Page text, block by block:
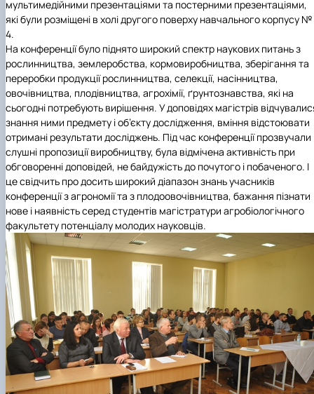
мультимедійними презентаціями та постерними презентаціями,
які були розміщені в холі другого поверху навчального корпусу №
4.
На конференції було піднято широкий спектр наукових питань з
рослинництва, землеробства, кормовиробництва, зберігання та
переробки продукції рослинництва, селекції, насінництва,
овочівництва, плодівництва, агрохімії, ґрунтознавства, які на
сьогодні потребують вирішення. У доповідях магістрів
знання ними предмету і об’єкту дослідження, вміння відстоювати
отримані результати досліджень. Під час конференції прозвучали
слушні пропозиції виробництву, була відмічена активність при
обговоренні доповідей, не байдужість до почутого і побаченого. І
це свідчить про досить широкий діапазон знань учасників
конференції з агрономії та з плодоовочівництва, бажання пізнати
нове і наявність серед студентів магістратури агробіологічного
факультету потенціалу молодих науковців.